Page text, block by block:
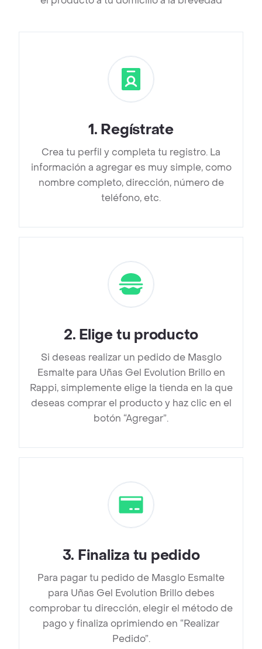
1. Regístrate
Crea tu perfil y completa tu registro. La
información a agregar es muy simple, como
nombre completo, dirección, número de
teléfono, etc.
2. Elige tu producto
Si deseas realizar un pedido de Masglo
Esmalte para Uñas Gel Evolution Brillo en
Rappi, simplemente elige la tienda en la que
deseas comprar el producto y haz clic en el
botón “Agregar”.
3. Finaliza tu pedido
Para pagar tu pedido de Masglo Esmalte
para Uñas Gel Evolution Brillo debes
comprobar tu dirección, elegir el método de
pago y finaliza oprimiendo en “Realizar
Pedido”.